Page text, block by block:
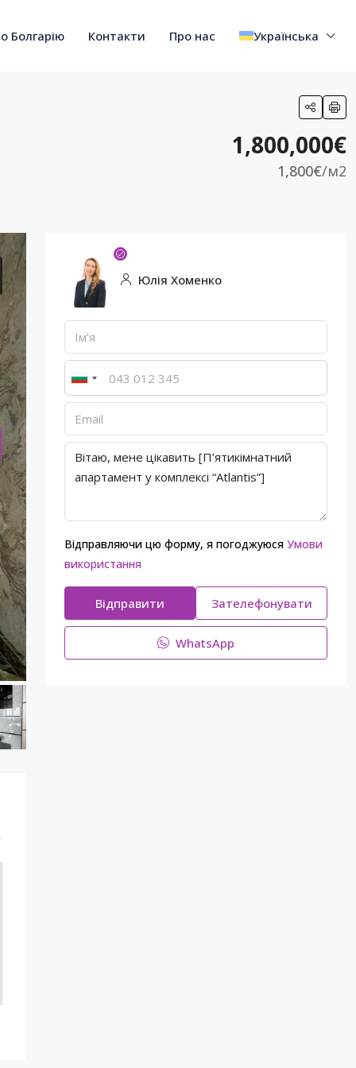
Болгарію Контакти Про нас Українська
1,800,000€
1,800€/м2
Юлія Хоменко
Відправляючи цю форму, я погоджуюся Умови
використання
Відправити Зателефонувати
WhatsApp